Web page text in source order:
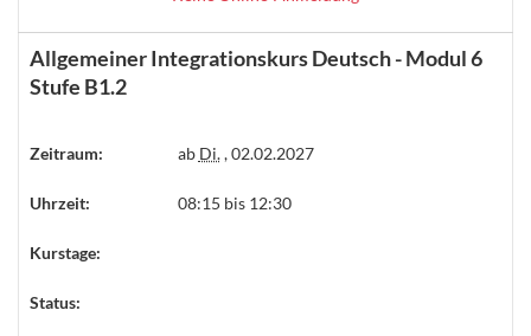
Allgemeiner Integrationskurs Deutsch - Modul 6
Stufe B1.2
Zeitraum: ab Di., 02.02.2027
Uhrzeit: 08:15 bis 12:30
Kurstage:
Status: